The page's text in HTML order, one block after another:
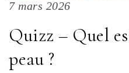
7 mars 2026
Quizz – Quel
peau ?